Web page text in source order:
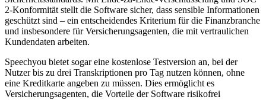
2-Konformität stellt die Software sicher, dass sensible Informationen
geschützt sind – ein entscheidendes Kriterium für die Finanzbranche
und insbesondere für Versicherungsagenten, die mit vertraulichen
Kundendaten arbeiten.
Speechyou bietet sogar eine kostenlose Testversion an, bei der
Nutzer bis zu drei Transkriptionen pro Tag nutzen können, ohne
eine Kreditkarte angeben zu müssen. Dies ermöglicht es
Versicherungsagenten, die Vorteile der Software risikofrei